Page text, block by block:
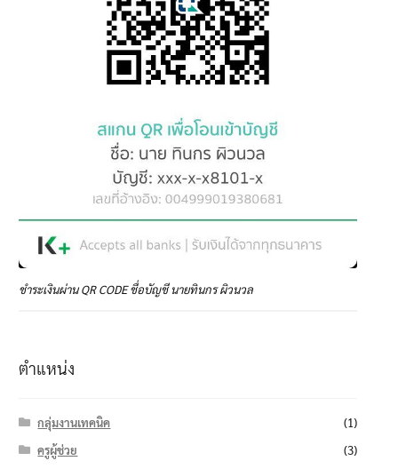
ชำระเงินผ่าน QR CODE ชื่อบัญชี นายทินกร ผิวนวล
ตำแหน่ง
กลุ่มงานเทคนิค
(1)
ครูผู้ช่วย
(3)